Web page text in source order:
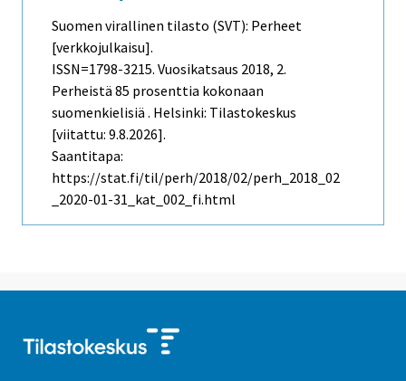
Suomen virallinen tilasto (SVT): Perheet
[verkkojulkaisu].
ISSN=1798-3215. Vuosikatsaus 2018, 2.
Perheistä 85 prosenttia kokonaan
suomenkielisiä . Helsinki: Tilastokeskus
[viitattu: 9.8.2026].
Saantitapa:
https://stat.fi/til/perh/2018/02/perh_2018_02
_2020-01-31_kat_002_fi.html